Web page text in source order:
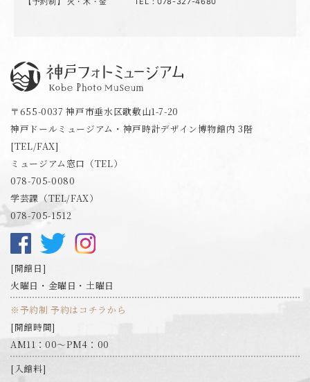
〒655-0037 神戸市垂水区歌敷山1-7-20
神戸ドールミュージアム・神戸時計デザイン博物館内 3階
[TEL/FAX]
ミュージアム窓口（TEL）
078-705-0080
学芸課（TEL/FAX）
078-705-1512
開館日
火曜日・金曜日・土曜日
※予約制 予約はコチラから
開館時間
AM11：00～PM4：00
入館料